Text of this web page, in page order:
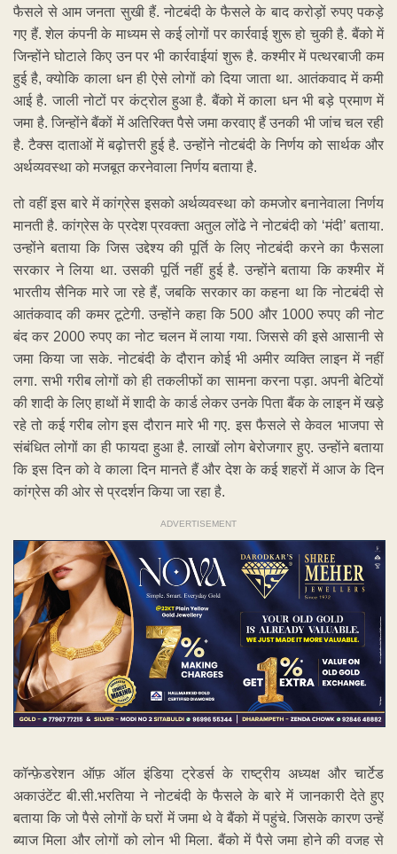
फैसले से आम जनता सुखी हैं. नोटबंदी के फैसले के बाद करोड़ों रुपए पकड़े
गए हैं. शेल कंपनी के माध्यम से कई लोगों पर कार्रवाई शुरू हो चुकी है. बैंको में
जिन्होंने घोटाले किए उन पर भी कार्रवाईयां शुरू है. कश्मीर में पत्थरबाजी कम
हुई है, क्योकि काला धन ही ऐसे लोगों को दिया जाता था. आतंकवाद में कमी
आई है. जाली नोटों पर कंट्रोल हुआ है. बैंको में काला धन भी बड़े प्रमाण में
जमा है. जिन्होंने बैंकों में अतिरिक्त पैसे जमा करवाए हैं उनकी भी जांच चल रही
है. टैक्स दाताओं में बढ़ोत्तरी हुई है. उन्होंने नोटबंदी के निर्णय को सार्थक और
अर्थव्यवस्था को मजबूत करनेवाला निर्णय बताया है.
तो वहीं इस बारे में कांग्रेस इसको अर्थव्यवस्था को कमजोर बनानेवाला निर्णय
मानती है. कांग्रेस के प्रदेश प्रवक्ता अतुल लोंढे ने नोटबंदी को ‘मंदी’ बताया.
उन्होंने बताया कि जिस उद्देश्य की पूर्ति के लिए नोटबंदी करने का फैसला
सरकार ने लिया था. उसकी पूर्ति नहीं हुई है. उन्होंने बताया कि कश्मीर में
भारतीय सैनिक मारे जा रहे हैं, जबकि सरकार का कहना था कि नोटबंदी से
आतंकवाद की कमर टूटेगी. उन्होंने कहा कि 500 और 1000 रुपए की नोट
बंद कर 2000 रुपए का नोट चलन में लाया गया. जिससे की इसे आसानी से
जमा किया जा सके. नोटबंदी के दौरान कोई भी अमीर व्यक्ति लाइन में नहीं
लगा. सभी गरीब लोगों को ही तकलीफों का सामना करना पड़ा. अपनी बेटियों
की शादी के लिए हाथों में शादी के कार्ड लेकर उनके पिता बैंक के लाइन में खड़े
रहे तो कई गरीब लोग इस दौरान मारे भी गए. इस फैसले से केवल भाजपा से
संबंधित लोगों का ही फायदा हुआ है. लाखों लोग बेरोजगार हुए. उन्होंने बताया
कि इस दिन को वे काला दिन मानते हैं और देश के कई शहरों में आज के दिन
कांग्रेस की ओर से प्रदर्शन किया जा रहा है.
ADVERTISEMENT
कॉन्फ़ेडरेशन ऑफ़ ऑल इंडिया ट्रेडर्स के राष्ट्रीय अध्यक्ष और चार्टेड
अकाउंटेंट बी.सी.भरतिया ने नोटबंदी के फैसले के बारे में जानकारी देते हुए
बताया कि जो पैसे लोगों के घरों में जमा थे वे बैंको में पहुंचे. जिसके कारण उन्हें
ब्याज मिला और लोगों को लोन भी मिला. बैंको में पैसे जमा होने की वजह से